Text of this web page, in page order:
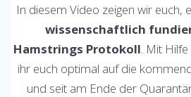
In diesem Video zeigen wir euch,
wissenschaftlich
Hamstrings Protokoll. Mit
ihr euch optimal auf die
und seit am Ende der